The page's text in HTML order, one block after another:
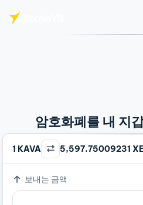
암호화폐를 내 지
1 KAVA 5,597.75009231
보내는 금액